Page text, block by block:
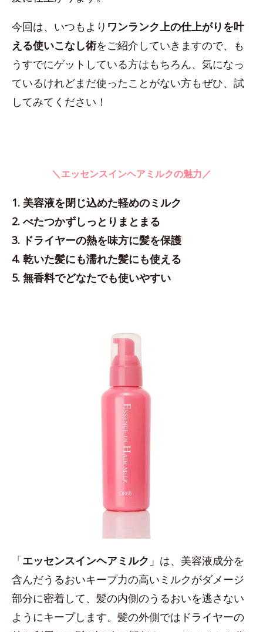
今回は、いつもより ワンランク上の仕上がりを叶
える使いこなし術をご紹介していきますので、も
うすでにゲットしている方はもちろん、気になっ
ているけれどまだ使ったことがない方もぜひ、試
してみてください！
＼エッセンスインヘアミルクの魅力／
1. 美容液を閉じ込めた軽めのミルク
2. べたつかずしっとりまとまる
3. ドライヤーの熱を味方に髪を保護
4. 乾いた髪にも濡れた髪にも使える
5. 無香料でどなたでも使いやすい
「エッセンスインヘアミルク 」は、美容液成分を
含んだうるおいキープ力の高いミルクがダメージ
部分に密着して、髪の内側のうるおいを逃さない
ようにキープします。髪の外側ではドライヤーの